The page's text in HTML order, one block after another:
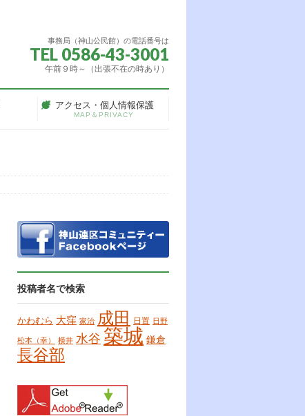
事務局（神山公民館）の電話番号は
TEL 0586-43-3001
午前９時～（出張不在の時あり）
アクセス・個人情報保護
MAP＆PRIVACY
投稿者名で検索
かわむら 大窪 家治 成田 日置 日野
松本（幸） 横井 水谷 築城 鎌倉
長谷部